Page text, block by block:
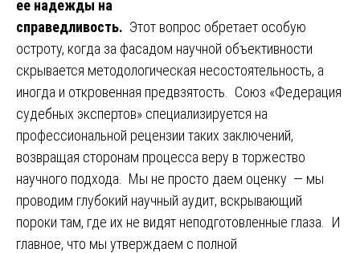
ее надежды на
справедливость. Этот вопрос обретает особую
остроту, когда за фасадом научной объективности
скрывается методологическая несостоятельность, а
иногда и откровенная предвзятость. Союз «Федерация
судебных экспертов» специализируется на
профессиональной рецензии таких заключений,
возвращая сторонам процесса веру в торжество
научного подхода. Мы не просто даем оценку — мы
проводим глубокий научный аудит, вскрывающий
пороки там, где их не видят неподготовленные глаза. И
главное, что мы утверждаем с полной